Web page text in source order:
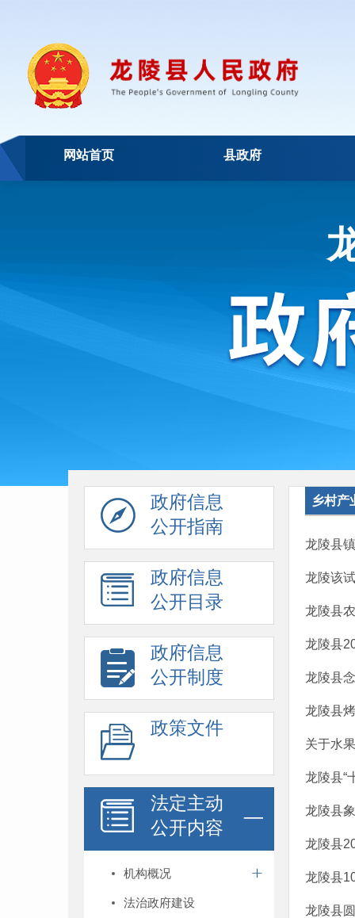
网站首页 县政府
政府信息
公开指南
政府信息
公开目录
政府信息
公开制度
政策文件
法定主动
公开内容
机构概况
法治政府建设
乡村产
龙陵县
龙陵该
龙陵县
龙陵县
龙陵县
龙陵县
关于水
龙陵县“
龙陵县
龙陵县
龙陵县
龙陵县